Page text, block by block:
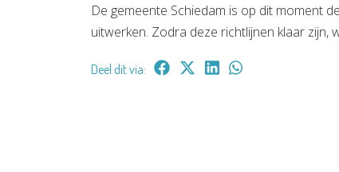
De gemeente Schiedam is op dit moment
uitwerken. Zodra deze richtlijnen klaar
Deel dit via: